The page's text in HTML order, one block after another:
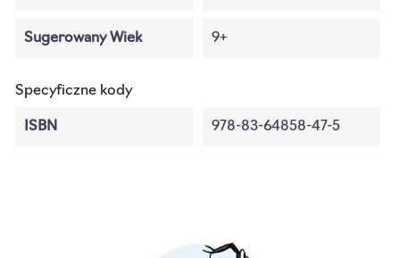
Sugerowany Wiek 9+
Specyficzne kody
ISBN 978-83-64858-47-5